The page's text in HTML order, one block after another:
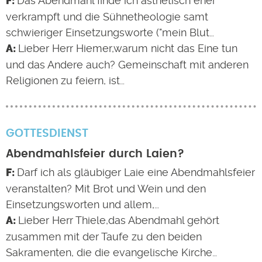
verkrampft und die Sühnetheologie samt
schwieriger Einsetzungsworte ("mein Blut…
Lieber Herr Hiemer,warum nicht das Eine tun
und das Andere auch? Gemeinschaft mit anderen
Religionen zu feiern, ist…
GOTTESDIENST
Abendmahlsfeier durch Laien?
Darf ich als gläubiger Laie eine Abendmahlsfeier
veranstalten? Mit Brot und Wein und den
Einsetzungsworten und allem,…
Lieber Herr Thiele,das Abendmahl gehört
zusammen mit der Taufe zu den beiden
Sakramenten, die die evangelische Kirche…